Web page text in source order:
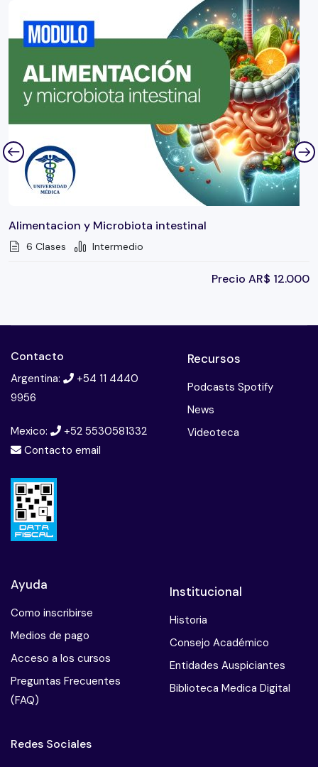
Alimentacion y Microbiota intestinal
6 Clases Intermedio
Precio AR$ 12.000
Contacto
Argentina:
+54 11 4440
9956
Mexico:
+52 5530581332
Contacto email
Recursos
Podcasts Spotify
News
Videoteca
Ayuda
Como inscribirse
Medios de pago
Acceso a los cursos
Preguntas Frecuentes
(FAQ)
Institucional
Historia
Consejo Académico
Entidades Auspiciantes
Biblioteca Medica Digital
Redes Sociales